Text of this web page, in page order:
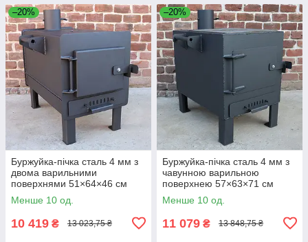
–20%
Буржуйка-пічка сталь 4 мм з
двома варильними
поверхнями 51×64×46 см
Менше 10 од.
10 419 ₴ 13 023,75 ₴
–20%
Буржуйка-пічка сталь 4 мм з
чавунною варильною
поверхнею 57×63×71 см
Менше 10 од.
11 079 ₴ 13 848,75 ₴